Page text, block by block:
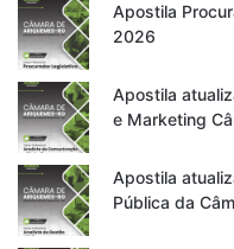
Apostila
2026
Apostila
e Marketing
Apostila
Pública da